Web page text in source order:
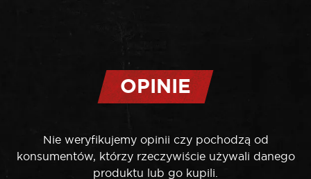
OPINIE
Nie weryfikujemy opinii czy pochodzą od
konsumentów, którzy rzeczywiście używali danego
produktu lub go kupili.